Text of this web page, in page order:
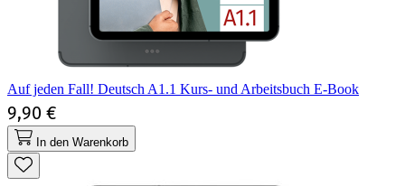
Auf jeden Fall! Deutsch A1.1 Kurs- und Arbeitsbuch E-Book
9,90 €
In den Warenkorb